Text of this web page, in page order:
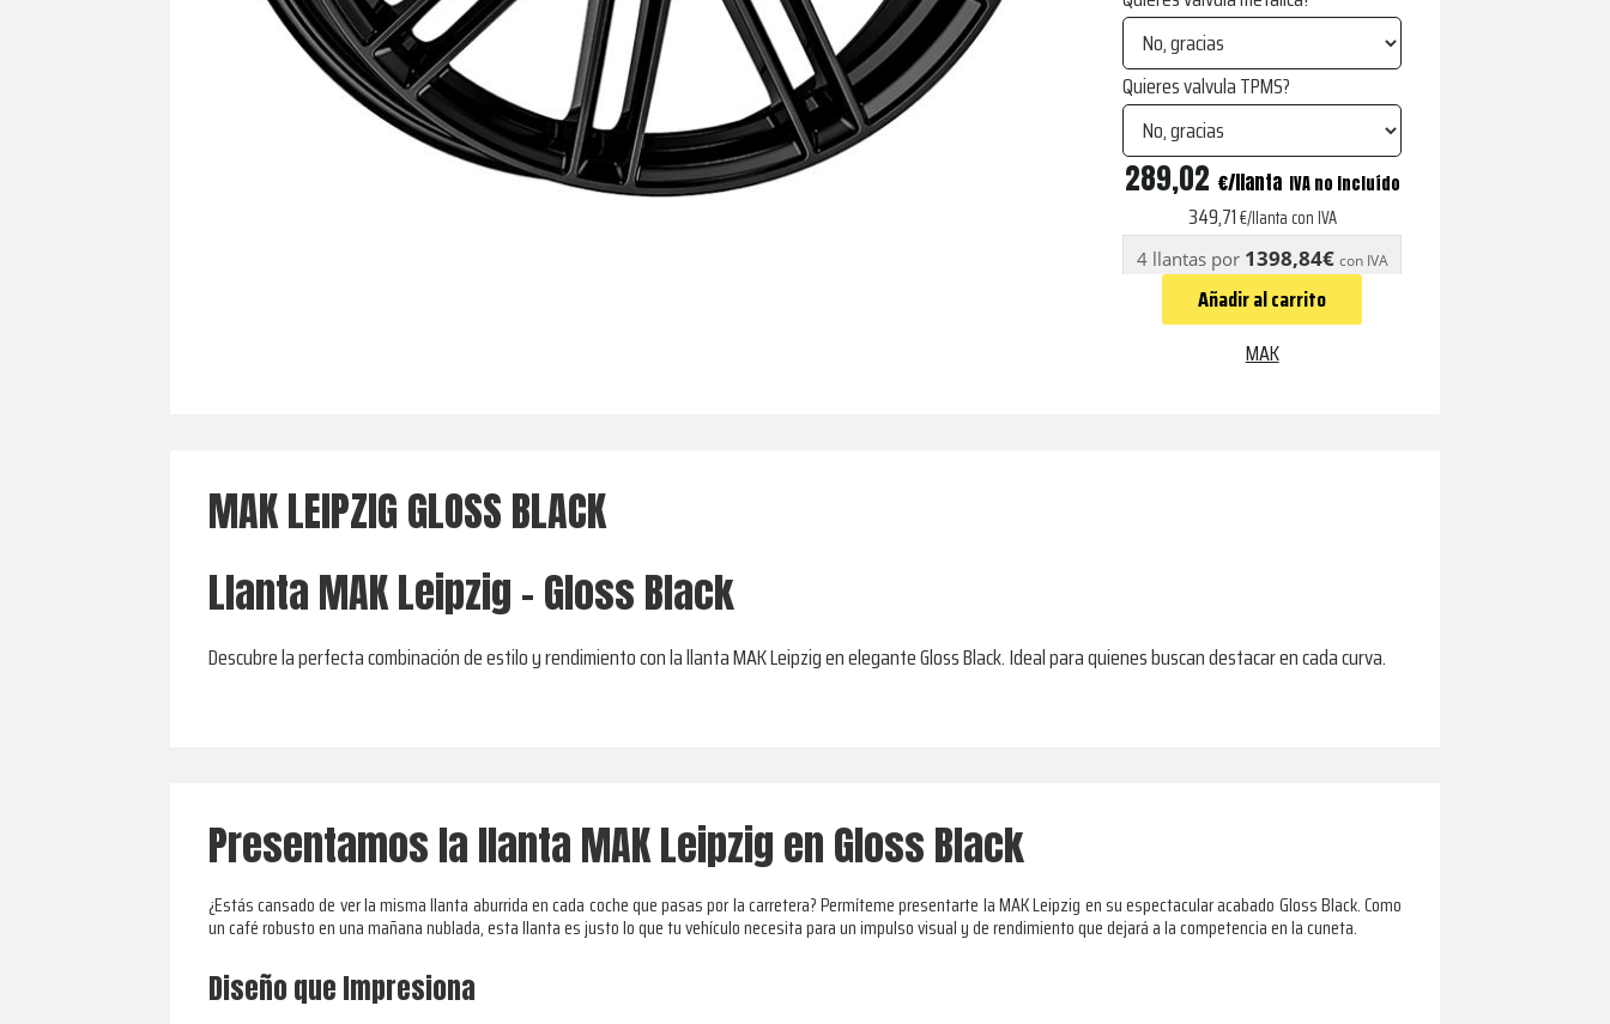
Quieres valvula TPMS?
LEIPZIG
BLACK
cantidad
289,02 € IVA no incluído
349,71€/llanta con IVA
4 llantas por 1398,84€ con IVA
Añadir al carrito
MAK
MAK LEIPZIG GLOSS BLACK
Llanta MAK Leipzig - Gloss Black
Descubre la perfecta combinación de estilo y rendimiento con la llanta MAK Leipzig en elegante Gloss Black. Ideal para quienes buscan destacar en cada curva.
Presentamos la llanta MAK Leipzig en Gloss Black
¿Estás cansado de ver la misma llanta aburrida en cada coche que pasas por la carretera? Permíteme presentarte la MAK Leipzig en su espectacular acabado Gloss Black. Como
un café robusto en una mañana nublada, esta llanta es justo lo que tu vehículo necesita para un impulso visual y de rendimiento que dejará a la competencia en la cuneta.
Diseño que Impresiona